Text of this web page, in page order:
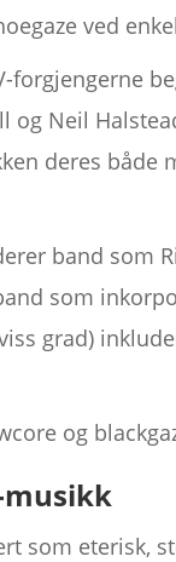
ved
forgjengerne
og Neil
deres
band som
som
grad)
og
musikk
som eterisk,